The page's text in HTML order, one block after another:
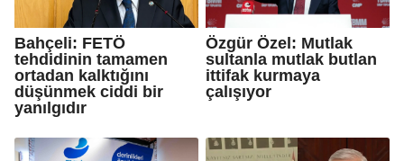
Bahçeli: FETÖ
tehdidinin tamamen
ortadan kalktığını
düşünmek ciddi bir
yanılgıdır
Özgür Özel: Mutlak
sultanla mutlak butlan
ittifak kurmaya
çalışıyor